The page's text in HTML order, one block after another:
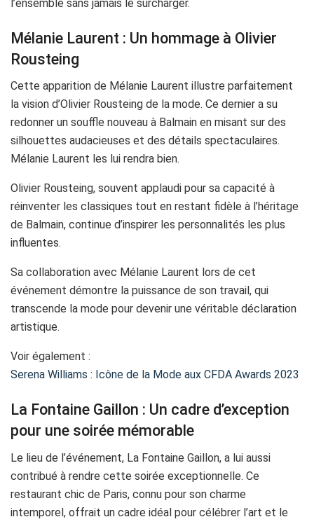
l’ensemble sans jamais le surcharger.
Mélanie Laurent : Un hommage à Olivier
Rousteing
Cette apparition de Mélanie Laurent illustre parfaitement
la vision d’Olivier Rousteing de la mode. Ce dernier a su
redonner un souffle nouveau à Balmain en misant sur des
silhouettes audacieuses et des détails spectaculaires.
Mélanie Laurent les lui rendra bien.
Olivier Rousteing, souvent applaudi pour sa capacité à
réinventer les classiques tout en restant fidèle à l’héritage
de Balmain, continue d’inspirer les personnalités les plus
influentes.
Sa collaboration avec Mélanie Laurent lors de cet
événement démontre la puissance de son travail, qui
transcende la mode pour devenir une véritable déclaration
artistique.
Voir également :
Serena Williams : Icône de la Mode aux CFDA Awards 2023
La Fontaine Gaillon : Un cadre d’exception
pour une soirée mémorable
Le lieu de l’événement, La Fontaine Gaillon, a lui aussi
contribué à rendre cette soirée exceptionnelle. Ce
restaurant chic de Paris, connu pour son charme
intemporel, offrait un cadre idéal pour célébrer l’art et le